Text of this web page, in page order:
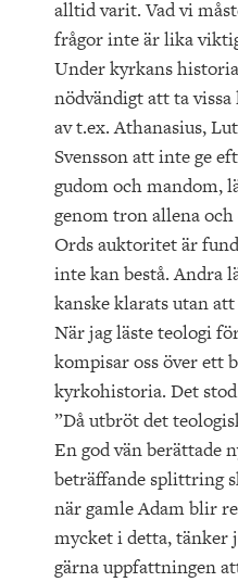
alltid varit. Vad vi
frågor inte är lika
Under kyrkans
nödvändigt att ta
av t.ex. Athanasius,
Svensson att inte ge
gudom och mandom,
genom tron allena
Ords auktoritet är
inte kan bestå. Andra
kanske klarats utan
När jag läste teologi
kompisar oss över ett
kyrkohistoria. Det
”Då utbröt det
En god vän berättade
beträffande splittring
när gamle Adam blir
mycket i detta, tänker
gärna uppfattningen